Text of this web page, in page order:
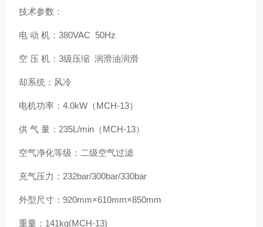
技术参数：
电 动 机：380VAC 50Hz
空 压 机：3级压缩 润滑油润滑
却系统：风冷
电机功率：4.0kW（MCH-13）
供 气 量：235L/min（MCH-13）
空气净化等级：二级空气过滤
充气压力：232bar/300bar/330bar
外型尺寸：920mm×610mm×850mm
重量：141kg(MCH-13)